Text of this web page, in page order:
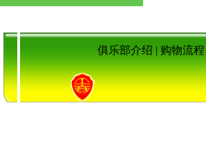
俱乐部介绍 | 购物流程